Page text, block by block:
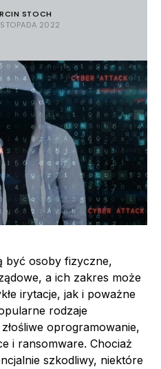
STOCH
2022
być osoby fizyczne,
a ich zakres może
irytacje, jak i poważne
rodzaje
oprogramowanie,
i ransomware. Chociaż
szkodliwy, niektóre